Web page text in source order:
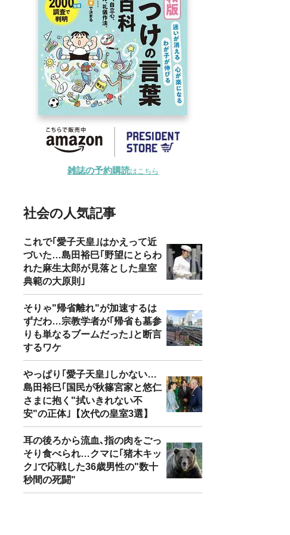
雑誌の予約購読はこちら
社会の人気記事
これで｢愛子天皇｣はかえって近
づいた…島田裕巳｢野望にとらわ
れた麻生太郎が見落とした皇室
典範の大原則｣
そりゃ"帰省離れ"が加速するは
ずだわ…宗教学者が｢帰省も墓参
りも単なるブームだった｣と断言
するワケ
やっぱり｢愛子天皇｣しかない…
島田裕巳｢国民が秋篠宮家と悠仁
さまに抱く"拭いきれない不
安"の正体｣【次代の皇室3選】
耳の後ろから流血､指の肉をごっ
そり食べられ…クマに｢猪木キッ
ク｣で応戦した36歳男性の"数十
秒間の死闘"